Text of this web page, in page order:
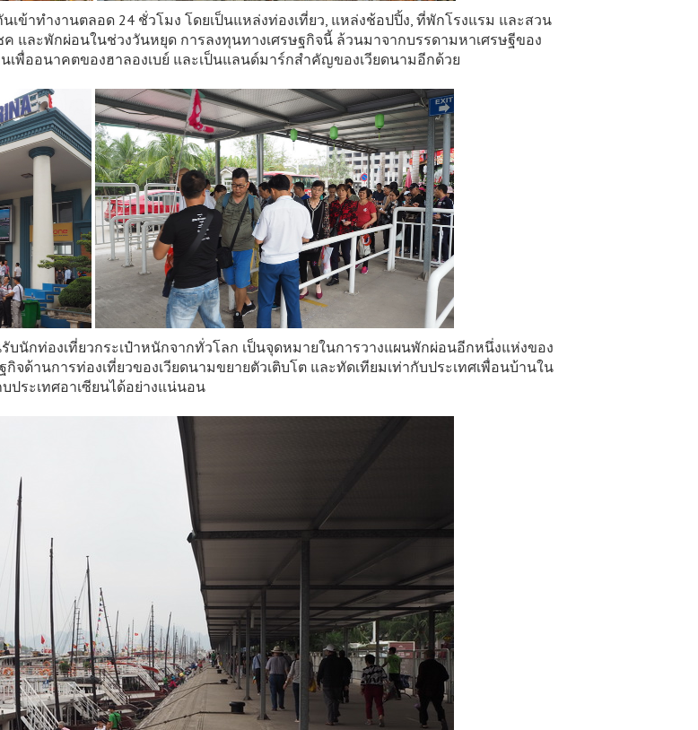
ข้าทำงานตลอด 24 ชั่วโมง โดยเป็นแหล่งท่องเที่ยว, แหล่งช้อปปิ้ง, ที่พักโรงแรม และสวน
และพักผ่อนในช่วงวันหยุด การลงทุนทางเศรษฐกิจนี้ ล้วนมาจากบรรดามหาเศรษฐีของ
พื่ออนาคตของฮาลองเบย์ และเป็นแลนด์มาร์กสำคัญของเวียดนามอีกด้วย
นักท่องเที่ยวกระเป๋าหนักจากทั่วโลก เป็นจุดหมายในการวางแผนพักผ่อนอีกหนึ่งแห่งของ
ด้านการท่องเที่ยวของเวียดนามขยายตัวเติบโต และทัดเทียมเท่ากับประเทศเพื่อนบ้านใน
ประเทศอาเซียนได้อย่างแน่นอน